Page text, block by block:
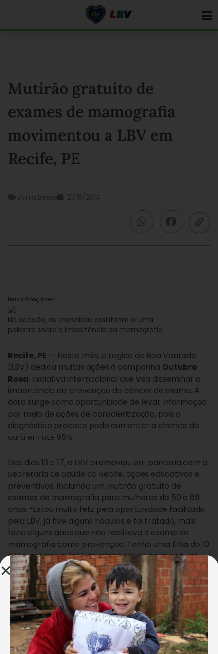
Mutirão gratuito de
exames de mamografia
movimentou a LBV em
Recife, PE
Vânia Besse 21/10/2014
Bruna Gonçalves
Na ocasião, as atendidas assistiram a uma
palestra sobre a importância da mamografia.
Recife, PE — Neste mês, a Legião da Boa Vontade
(LBV) dedica muitas ações à campanha Outubro
Rosa, iniciativa internacional que visa disseminar a
importância da prevenção do câncer de mama. A
data surge como oportunidade de levar informação
por meio de ações de conscientização, pois o
diagnóstico precoce pode aumentar a chance de
cura em até 95%.
Dos dias 13 a 17, a LBV promoveu, em parceria com a
Secretaria de Saúde do Recife, ações educativas e
preventivas, incluindo um mutirão gratuito de
exames de mamografia para mulheres de 50 a 69
anos. “Estou muito feliz pela oportunidade facilitada
pela LBV, já tive alguns nódulos e foi tratado, mais
fazia alguns anos que não realizava o exame de
mamografia como prevenção. Tenho uma filha de 10
anos, preciso cuidar de minha saúde para criá-la”,
disse a senhora Lea Ferreira, de 50 anos.
+ Faça a sua DOAÇÃO e ajude a LBV a
proporcionar melhor qualidade de vida às
mulheres!
A coordenadora das Políticas de Saúde da Mulher,